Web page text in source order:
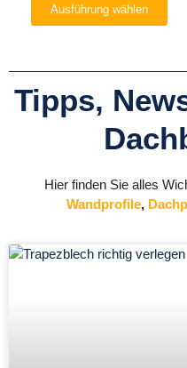
Ausführung wählen
der
Produktseite
werden
Tipps,
Hier finden Sie alles
Wandprofile,